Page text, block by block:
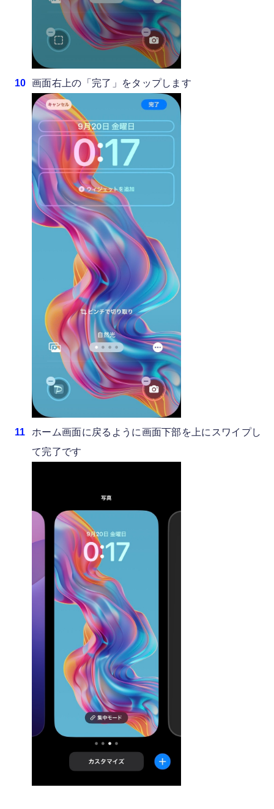
画面右上の「完了」をタップします
ホーム画面に戻るように画面下部を上にスワイプし
て完了です